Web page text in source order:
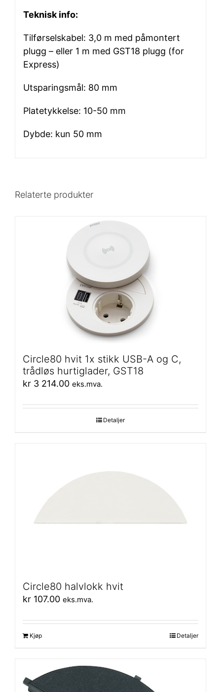
Teknisk info:
Tilførselskabel: 3,0 m med påmontert
plugg – eller 1 m med GST18 plugg (for
Express)
Utsparingsmål: 80 mm
Platetykkelse: 10-50 mm
Dybde: kun 50 mm
Relaterte produkter
Circle80 hvit 1x stikk USB-A og C,
trådløs hurtiglader, GST18
kr 3 214.00 eks.mva.
Detaljer
Circle80 halvlokk hvit
kr 107.00 eks.mva.
Kjøp Detaljer